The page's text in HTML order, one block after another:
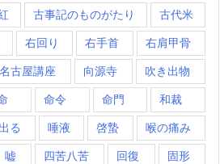
古事記のものがたり 古代米
右回り 右手首 右肩甲骨
名古屋講座 向源寺 吹き出物
命令 命門 和裁
る 唾液 啓蟄 喉の痛み
嘘 四苦八苦 回復 固形